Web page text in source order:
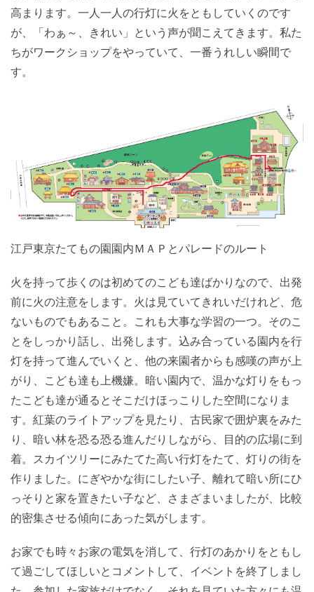
高まります。一人一人の行灯に火をともしていくのです
が、「わぁ～、きれい」という声が聞こえてきます。私た
ちがワークショップをやっていて、一番うれしい瞬間で
す。
江戸東京たてもの園園内ＭＡＰとパレードのルート
火を持って歩くのは初めてのこども達ばかりなので、出発
前に火の注意をします。火は見ていてきれいだけれど、危
ないものでもあること。これも大事な学習の一つ。そのこ
とをしっかり話し、出発します。込み合っている園内を行
灯を持って進んでいくと、他の来園者からも感嘆の声が上
がり、こども達も上機嫌。暗い園内で、温かな灯りをもっ
たこども達が通るとそこだけほっこりした空間になりま
す。紅葉のライトアップを見たり、古民家で囲炉裏をみた
り、暗い林を恐る恐る進んだりしながら、目的の広場に到
着。スカイツリーにみたてた高い行灯をたて、灯りの街を
作りました。にぎやかな街にしたい子、離れて暗い所にひ
っそりと家を置きたい子など、さまざまいましたが、比較
的密集させる傾向にあった気がします。
お家でも時々お家の電気を消して、行灯のあかりをともし
て過ごしてほしいとコメントして、イベントを終了しまし